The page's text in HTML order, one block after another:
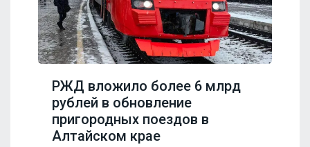
РЖД вложило более 6 млрд
рублей в обновление
пригородных поездов в
Алтайском крае